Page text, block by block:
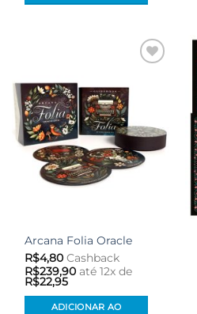
aos meus
desejos
Arcana Folia Oracle
R$4,80 Cashback
R$239,90 até 12x de
R$22,95
ADICIONAR AO